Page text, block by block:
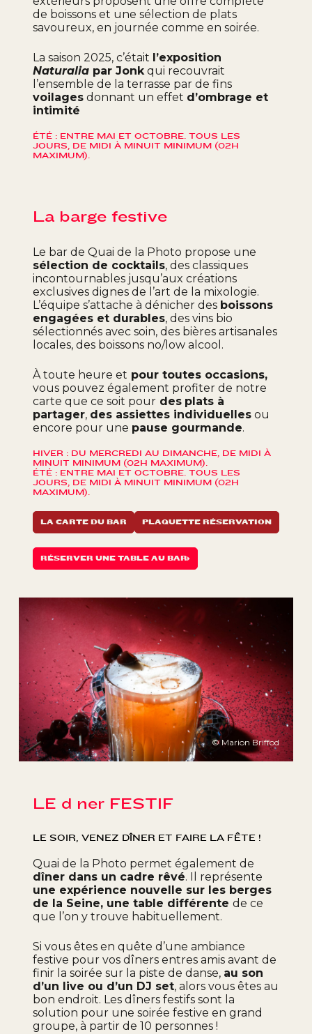
de boissons et une sélection de plats
savoureux, en journée comme en soirée.
La saison 2025, c’était l’exposition
Naturalia par Jonkqui recouvrait
l’ensemble de la terrasse par de fins
voilagesdonnant un effet d’ombrage et
intimité
ÉTÉ : ENTRE MAI ET OCTOBRE. TOUS LES
JOURS, DE MIDI À MINUIT MINIMUM (02H
MAXIMUM).
© Marion Briffod
La barge festive
Le bar de Quai de la Photo propose une
sélection de cocktails, des classiques
incontournables jusqu’aux créations
exclusives dignes de l’art de la mixologie.
L’équipe s’attache à dénicher des boissons
engagées et durables, des vins bio
sélectionnés avec soin, des bières artisanales
locales, des boissons no/low alcool.
À toute heure et pour toutes occasions,
vous pouvez également profiter de notre
carte que ce soit pourdes plats à
partager, des assiettes individuellesou
encore pour une pause gourmande.
HIVER : DU MERCREDI AU DIMANCHE, DE MIDI À
MINUIT MINIMUM (02H MAXIMUM).
ÉTÉ : ENTRE MAI ET OCTOBRE. TOUS LES
JOURS, DE MIDI À MINUIT MINIMUM (02H
MAXIMUM).
LA CARTE DU BAR PLAQUETTE RÉSERVATION
RÉSERVER UNE TABLE AU BAR
LE dîner FESTIF
LE SOIR, VENEZ DÎNER ET FAIRE LA FÊTE !
Quai de la Photo permet également de
dîner dans un cadre rêvé. Il représente
une expérience nouvelle sur les berges
de la Seine, une table différente de ce
que l’on y trouve habituellement.
Si vous êtes en quête d’une ambiance
festive pour vos dîners entres amis avant de
finir la soirée sur la piste de danse, au son
d’un live ou d’un DJ set, alors vous êtes au
bon endroit. Les dîners festifs sont la
solution pour une soirée festive en grand
groupe, à partir de 10 personnes !